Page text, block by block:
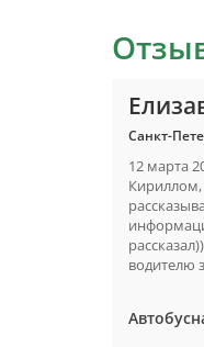
Санкт-
12 марта
Кириллом,
водителю